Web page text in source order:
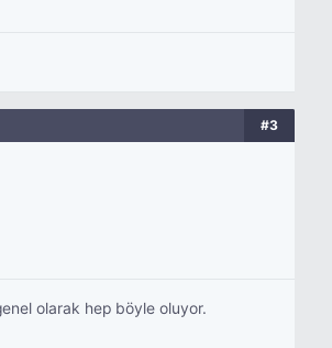
#3
olarak hep böyle oluyor.